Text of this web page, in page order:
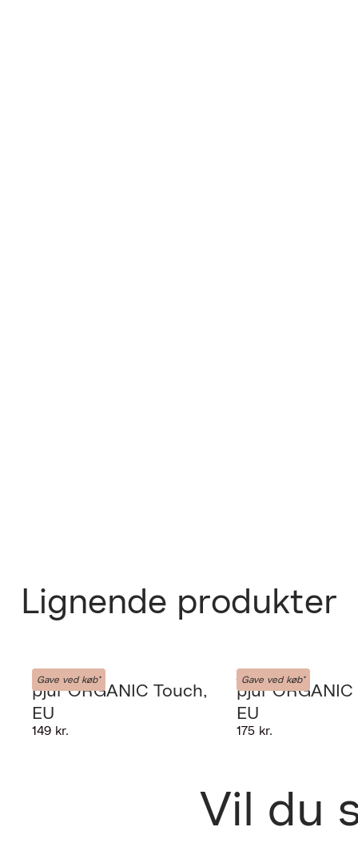
Lignende produkter
Gave ved køb*
PJUR
pjur ORGANIC Touch,
EU
149 kr.
Gave ved køb*
PJUR
pjur ORGANIC
EU
175 kr.
Vil du
Fri
GIV OS LOV
PRODUKTET